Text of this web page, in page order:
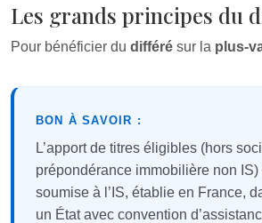
Les grands principes du
Pour bénéficier du différé sur la plus-
BON À SAVOIR :
L’apport de titres éligibles (hors
prépondérance immobilière non
soumise à l’IS, établie en France,
un État avec convention